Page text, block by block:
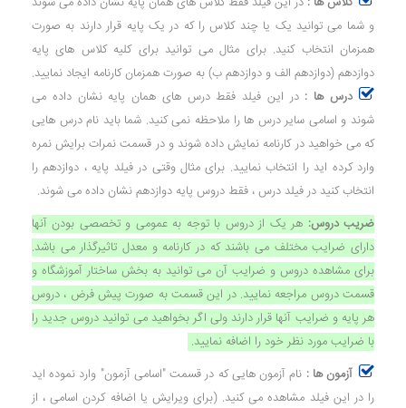
و شما می توانید یک یا چند کلاس را که در یک پایه قرار دارند به صورت
همزمان انتخاب کنید. برای مثال می توانید برای کلیه کلاس های پایه
دوازدهم (دوازدهم الف و دوازدهم ب) به صورت همزمان کارنامه ایجاد نمایید.
درس ها :در این فیلد فقط درس های همان پایه نشان داده می
شوند و اسامی سایر درس ها را ملاحظه نمی کنید. شما باید نام درس هایی
که می خواهید در کارنامه نمایش داده شوند و در قسمت نمرات برایش نمره
وارد کرده اید را انتخاب نمایید. برای مثال وقتی در فیلد پایه ، دوازدهم را
انتخاب کنید در فیلد درس ، فقط دروس پایه دوازدهم نشان داده می شوند.
ضریب دروس: هر یک از دروس با توجه به عمومی و تخصصی بودن آنها
دارای ضرایب مختلف می باشند که در کارنامه و معدل تاثیرگذار می باشد.
برای مشاهده دروس و ضرایب آن می توانید به بخش ساختار آموزشگاه و
قسمت دروس مراجعه نمایید. در این قسمت به صورت پیش فرض ، دروس
هر پایه و ضرایب آنها قرار دارند ولی اگر بخواهید می توانید دروس جدید را
با ضرایب مورد نظر خود را اضافه نمایید.
آزمون ها : نام آزمون هایی که در قسمت "اسامی آزمون" وارد نموده اید
را در این فیلد مشاهده می کنید. (برای ویرایش یا اضافه کردن اسامی ، از